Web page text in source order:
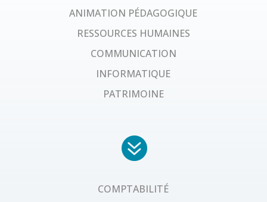
ANIMATION PÉDAGOGIQUE
RESSOURCES HUMAINES
COMMUNICATION
INFORMATIQUE
PATRIMOINE

COMPTABILITÉ